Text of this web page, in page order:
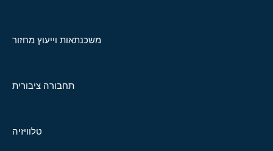
משכנתאות וייעוץ מחזור
תחבורה ציבורית
טלוויזיה